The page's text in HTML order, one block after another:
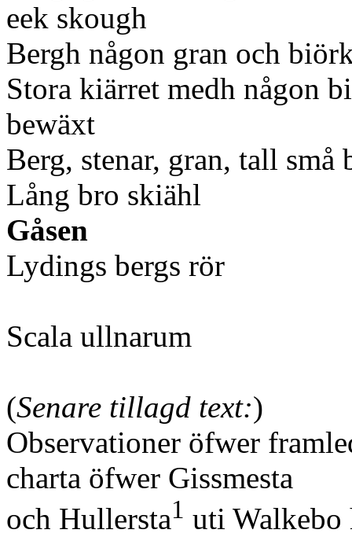
eek skough
Bergh någon gran och
Stora kiärret medh någon
bewäxt
Berg, stenar, gran, tall små
Lång bro skiähl
Gåsen
Lydings bergs rör
Scala ullnarum
(Senare tillagd text:)
Observationer öfwer
charta öfwer Gissmesta
och Hullersta1 uti Walkebo